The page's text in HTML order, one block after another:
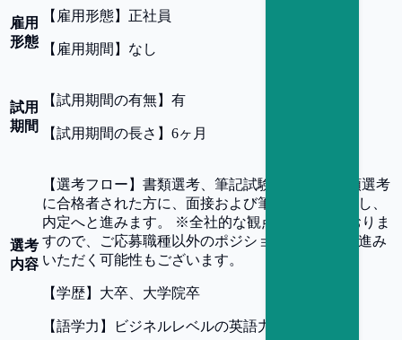
雇用
形態
【 雇用形態】 正社員
【 雇用期間 】 なし
試用
期間
【試用期間の有無】 有
【試用期間の長さ 】 6ヶ月
選考
内容
【選考フロー 】 書類選考、筆記試験、面接 ※書類選考
に合格者された方に、面接および筆記試験を実施し、
内定へと進みます。 ※全社的な観点で選考しておりま
すので、ご応募職種以外のポジションで選考にお進み
いただく可能性もございます。
【学歴】 大卒、大学院卒
【語学力 】 ビジネルレベルの英語力